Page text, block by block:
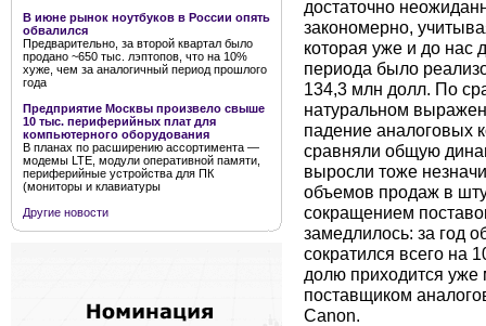
В июне рынок ноутбуков в России опять
обвалился
Предварительно, за второй квартал было
продано ~650 тыс. лэптопов, что на 10%
хуже, чем за аналогичный период прошлого
года
Предприятие Москвы произвело свыше
10 тыс. периферийных плат для
компьютерного оборудования
В планах по расширению ассортимента —
модемы LTE, модули оперативной памяти,
периферийные устройства для ПК
(мониторы и клавиатуры
Другие новости
достаточно
закономерно,
которая уже и до нас
периода было
134,3 млн долл. По
натуральном
падение аналоговых
сравняли общую
выросли тоже
объемов продаж в
сокращением
замедлилось: за год
сократился всего на
долю приходится
поставщиком
Canon.